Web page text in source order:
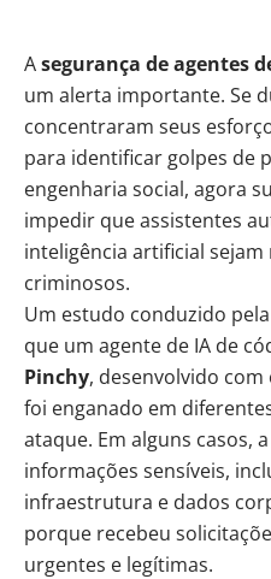
Asegurança de agentes
um alerta importante. Se
concentraram seus
para identificar golpes de
engenharia social, agora
impedir que assistentes
inteligência artificial sejam
criminosos.
Um estudo conduzido pela
que um agente de IA de
Pinchy, desenvolvido
foi enganado em
ataque. Em alguns casos,
informações sensíveis,
infraestrutura e dados
porque recebeu
urgentes e legítimas.